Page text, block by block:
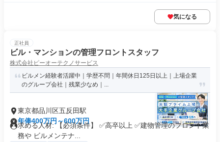
気になる
正社員
ビル・マンションの管理フロントスタッフ
株式会社ピーオーテクノサービス
ビルメン経験者活躍中｜学歴不問｜年間休日125日以上｜上場企業
のグループ会社｜残業少なめ｜...
東京都品川区五反田駅
年俸400万円～600万円
求める人材: 【必須条件】 ✅️高卒以上 ✅️建物管理のフロント業
務や ビルメンテナ...